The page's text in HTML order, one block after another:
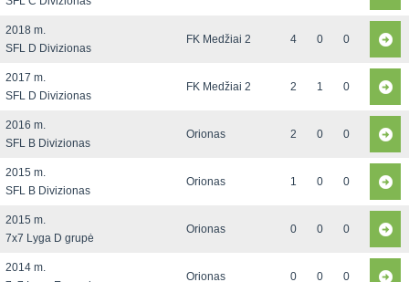
2018 m.
SFL D Divizionas
FK Medžiai 2 4 0 0
2017 m.
SFL D Divizionas
FK Medžiai 2 2 1 0
2016 m.
SFL B Divizionas
Orionas 2 0 0
2015 m.
SFL B Divizionas
Orionas 1 0 0
2015 m.
7x7 Lyga D grupė
Orionas 0 0 0
2014 m.
Orionas 0 0 0